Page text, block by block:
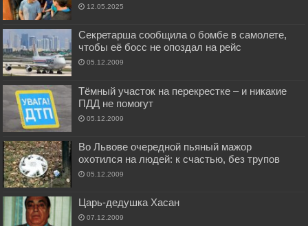
12.05.2025
Секретарша сообщила о бомбе в самолете,
чтобы её босс не опоздал на рейс
05.12.2009
Тёмный участок на перекрестке – и никакие
ПДД не помогут
05.12.2009
Во Львове очередной пьяный мажор
охотился на людей: к счастью, без трупов
05.12.2009
Царь-дедушка Хасан
07.12.2009